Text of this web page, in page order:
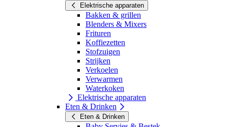
Elektrische apparaten
Bakken & grillen
Blenders & Mixers
Frituren
Koffiezetten
Stofzuigen
Strijken
Verkoelen
Verwarmen
Waterkoken
Elektrische apparaten
Eten & Drinken
Eten & Drinken